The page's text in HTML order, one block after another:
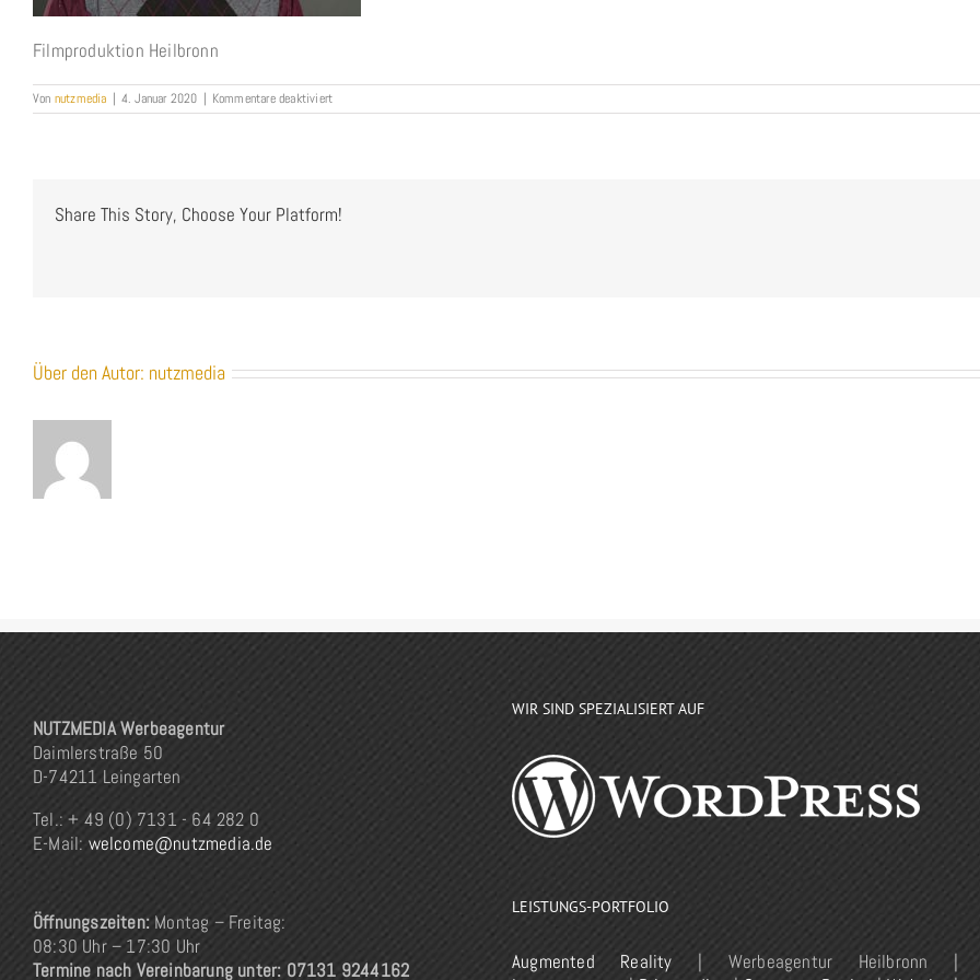
Filmproduktion Heilbronn
Von nutzmedia | 4. Januar 2020 | Kommentare deaktiviertfür
Andreas_3D-
Share This Story, Choose Your Platform!
Über den Autor: nutzmedia
NUTZMEDIA Werbeagentur
Daimlerstraße 50
D-74211 Leingarten
Tel.: + 49 (0) 7131 - 64 282 0
E-Mail: welcome@nutzmedia.de
Öffnungszeiten: Montag – Freitag:
08:30 Uhr – 17:30 Uhr
Termine nach Vereinbarung unter: 07131 9244162
WIR SIND SPEZIALISIERT AUF
LEISTUNGS-PORTFOLIO
Augmented Reality | Werbeagentur Heilbronn |